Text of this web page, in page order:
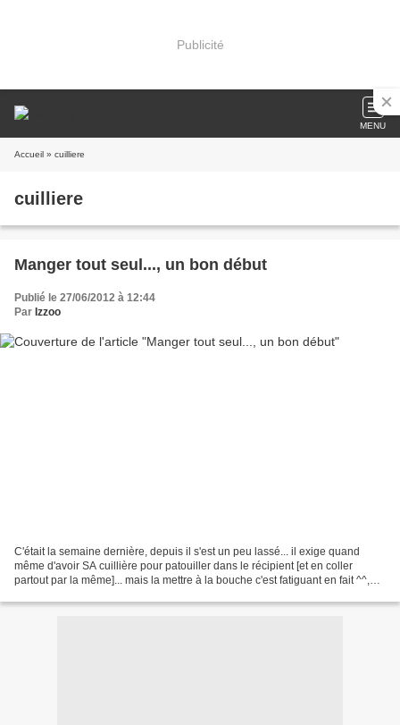
Publicité
MENU
Accueil » cuilliere
cuilliere
Manger tout seul..., un bon début
Publié le 27/06/2012 à 12:44
Par Izzoo
C'était la semaine dernière, depuis il s'est un peu lassé... il exige quand
même d'avoir SA cuillière pour patouiller dans le récipient [et en coller
partout par la même]... mais la mettre à la bouche c'est fatiguant en fait ^^,